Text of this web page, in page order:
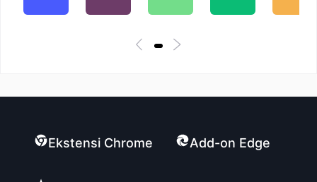
Ekstensi Chrome Add-on Edge